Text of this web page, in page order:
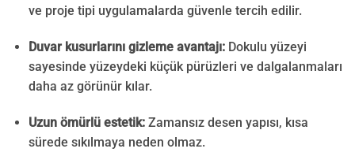
ve proje tipi uygulamalarda güvenle tercih edilir.
Duvar kusurlarını gizleme avantajı:Dokulu yüzeyi
sayesinde yüzeydeki küçük pürüzleri ve dalgalanmaları
daha az görünür kılar.
Uzun ömürlü estetik:Zamansız desen yapısı, kısa
sürede sıkılmaya neden olmaz.